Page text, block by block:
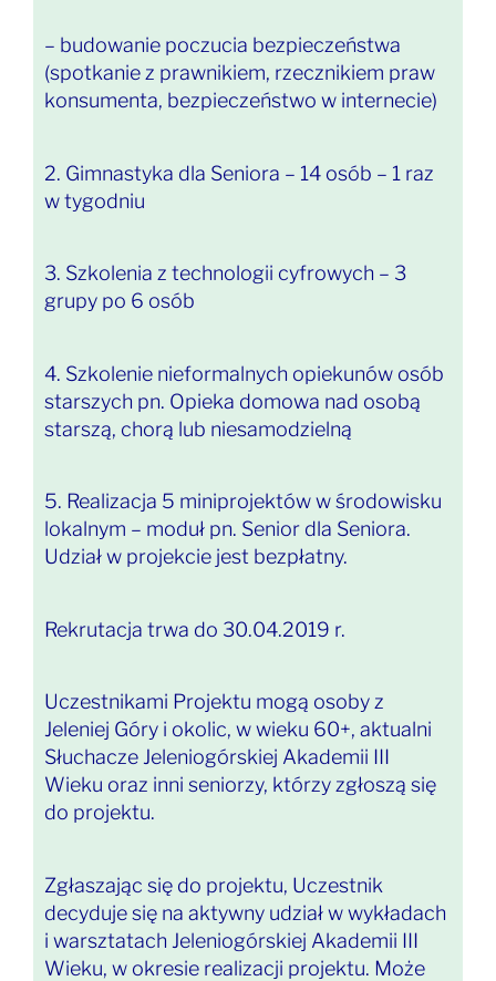
– budowanie poczucia bezpieczeństwa
(spotkanie z prawnikiem, rzecznikiem praw
konsumenta, bezpieczeństwo w internecie)
2. Gimnastyka dla Seniora – 14 osób – 1 raz
w tygodniu
3. Szkolenia z technologii cyfrowych – 3
grupy po 6 osób
4. Szkolenie nieformalnych opiekunów osób
starszych pn. Opieka domowa nad osobą
starszą, chorą lub niesamodzielną
5. Realizacja 5 miniprojektów w środowisku
lokalnym – moduł pn. Senior dla Seniora.
Udział w projekcie jest bezpłatny.
Rekrutacja trwa do 30.04.2019 r.
Uczestnikami Projektu mogą osoby z
Jeleniej Góry i okolic, w wieku 60+, aktualni
Słuchacze Jeleniogórskiej Akademii III
Wieku oraz inni seniorzy, którzy zgłoszą się
do projektu.
Zgłaszając się do projektu, Uczestnik
decyduje się na aktywny udział w wykładach
i warsztatach Jeleniogórskiej Akademii III
Wieku, w okresie realizacji projektu. Może